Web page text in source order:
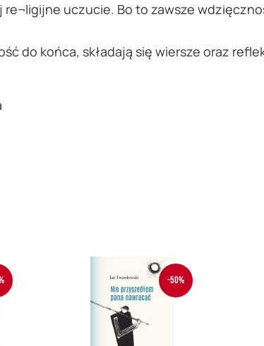
uczucie. Bo to zawsze
do końca, składają się wiersze oraz
-50%